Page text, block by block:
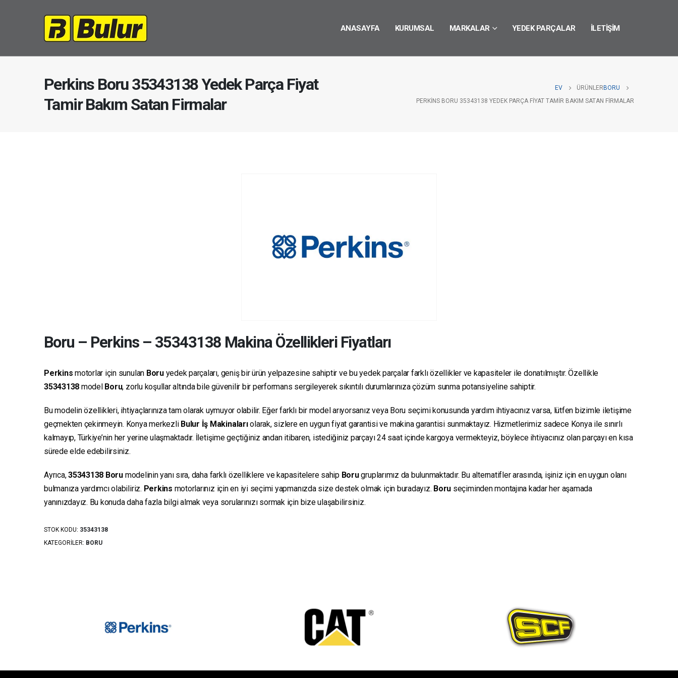
ANASAYFA KURUMSAL MARKALAR YEDEK PARÇALAR İLETIŞIM
Perkins Boru 35343138 Yedek Parça Fiyat
Tamir Bakım Satan Firmalar
EV ÜRÜNLER BORU
PERKINS BORU 35343138 YEDEK PARÇA FIYAT TAMIR BAKIM SATAN FIRMALAR
Boru – Perkins– 35343138 Makina Özellikleri Fiyatları
Perkins motorlar için sunulan Boruyedek parçaları, geniş bir ürün yelpazesine sahiptir ve bu yedek parçalar farklı özellikler ve kapasiteler ile donatılmıştır. Özellikle
35343138 model Boru, zorlu koşullar altında bile güvenilir bir performans sergileyerek sıkıntılı durumlarınıza çözüm sunma potansiyeline sahiptir.
Bu modelin özellikleri, ihtiyaçlarınıza tam olarak uymuyor olabilir. Eğer farklı bir model arıyorsanız veya Boru seçimi konusunda yardım ihtiyacınız varsa, lütfen bizimle iletişime
geçmekten çekinmeyin. Konya merkezli Bulur İş Makinalarıolarak, sizlere en uygun fiyat garantisi ve makina garantisi sunmaktayız. Hizmetlerimiz sadece Konya ile sınırlı
kalmayıp, Türkiye’nin her yerine ulaşmaktadır. İletişime geçtiğiniz andan itibaren, istediğiniz parçayı 24 saat içinde kargoya vermekteyiz, böylece ihtiyacınız olan parçayı en kısa
sürede elde edebilirsiniz.
Ayrıca,35343138 Boru modelinin yanı sıra, daha farklı özelliklere ve kapasitelere sahip Borugruplarımız da bulunmaktadır. Bu alternatifler arasında, işiniz için en uygun olanı
bulmanıza yardımcı olabiliriz. Perkins motorlarınız için en iyi seçimi yapmanızda size destek olmak için buradayız. Boru seçiminden montajına kadar her aşamada
yanınızdayız. Bu konuda daha fazla bilgi almak veya sorularınızı sormak için bize ulaşabilirsiniz.
STOK KODU: 35343138
KATEGORILER: BORU